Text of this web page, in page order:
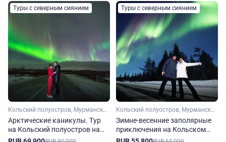
Туры с северным сиянием
Кольский полуостров, Мурманская область, Арктика
Арктические каникулы. Тур
на Кольский полуостров на
зиму-весну
Туры с северным сиянием
Кольский полуостров, Мурманская область, Арктика
Зимне-весенние заполярные
приключения на Кольском
полуострове